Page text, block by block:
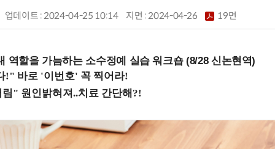
업데이트 : 2024-04-25 10:14 지면 :2024-04-26 19면
역할을 가늠하는 소수정예 실습 워크숍 (8/28 신논현역)